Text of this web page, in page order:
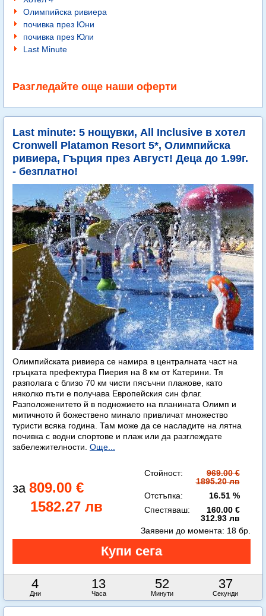
Олимпийска ривиера
почивка през Юни
почивка през Юли
Last Minute
Разгледайте още наши оферти
Last minute: 5 нощувки, All Inclusive в хотел
Cronwell Platamon Resort 5*, Олимпийска
ривиера, Гърция през Август! Деца до 1.99г.
- безплатно!
Олимпийската ривиера се намира в централната част на
гръцката префектура Пиерия на 8 км от Катерини. Тя
разполага с близо 70 км чисти пясъчни плажове, като
няколко пъти е получава Европейския син флаг.
Разположенитето й в подножието на планината Олимп и
митичното й божествено минало привличат множество
туристи всяка година. Там може да се насладите на лятна
почивка с водни спортове и плаж или да разглеждате
забележителности. Още...
809.00 €
1582.27 лв
Стойност:
969.00 €
1895.20 лв
Отстъпка:
16.51 %
Спестяваш:
160.00 €
312.93 лв
4
Дни
13
Часа
52
Минути
36
Секунди
Заявени до момента: 18 бр.